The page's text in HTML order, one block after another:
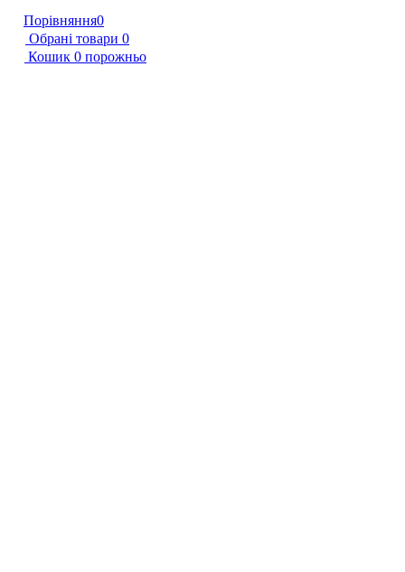
Порівняння0
Обрані товари 0
Кошик 0 порожньо